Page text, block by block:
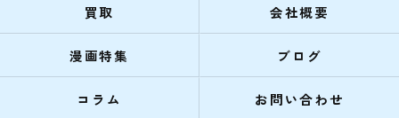
買取 会社概要
漫画特集 ブログ
コラム お問い合わせ